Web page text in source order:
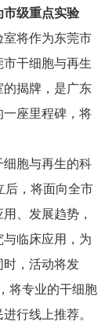
级重点实验
将作为东莞市
干细胞与再生
揭牌，是广东
座里程碑，将
胞与再生的科
后，将面向全市
、发展趋势，
临床应用，为
，活动将发
将专业的干细胞
行线上推荐。